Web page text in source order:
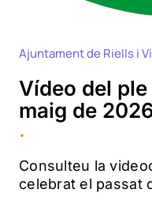
Ajuntament de Riells i
Vídeo del
maig de
.
Consulteu la
celebrat el passat